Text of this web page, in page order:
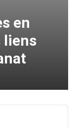
en
liens